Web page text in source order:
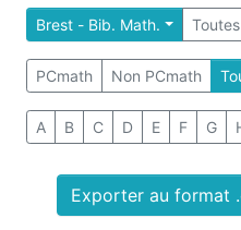
Brest - Bib. Math. Toutes
PCmath Non PCmath
A B C D E F G
Exporter au format